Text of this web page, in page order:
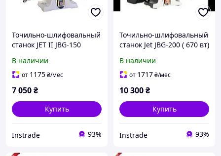
Точильно-шлифовальный
станок JET II JBG-150
В наличии
от 1175₴/мес
7 050₴
Купить
Instrade 93%
Точильно-шлифовальный
станок Jet JBG-200 ( 670 вт)
В наличии
от 1717₴/мес
10 300₴
Купить
Instrade 93%